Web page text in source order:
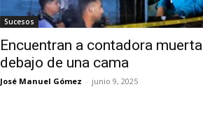
Sucesos
Encuentran a contadora muerta
debajo de una cama
José Manuel Gómez - junio 9, 2025